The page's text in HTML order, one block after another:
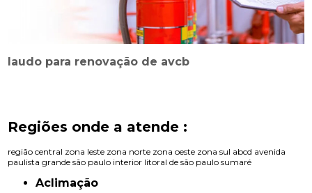
laudo para renovação de avcb
Regiões onde a atende :
região central zona leste zona norte zona oeste zona sul abcd avenida
paulista grande são paulo interior litoral de são paulo sumaré
Aclimação